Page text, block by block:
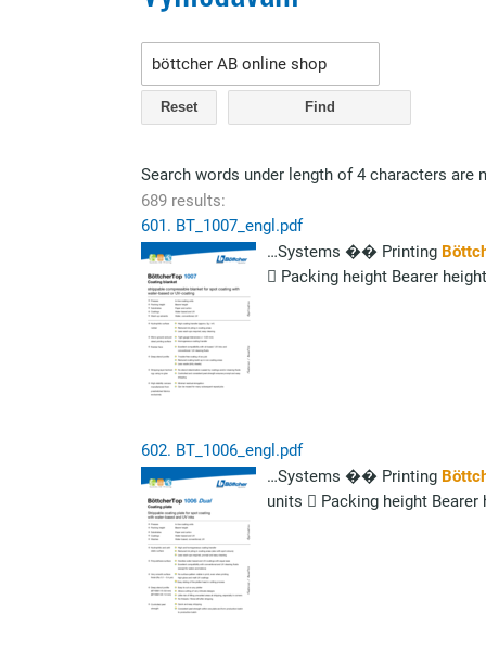
Reset
Search words under length of 4 characters are
689 results:
601. BT_1007_engl.pdf
…Systems �� Printing
 Packing height Bearer
602. BT_1006_engl.pdf
…Systems �� Printing
units  Packing height Bearer